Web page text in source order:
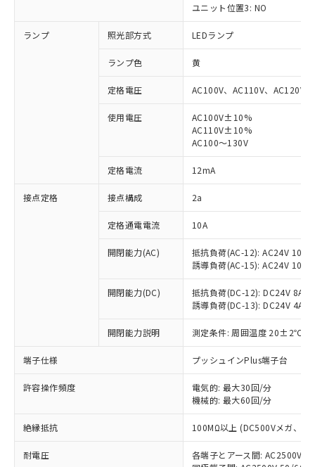
ユニット位置3: NO
ランプ 照光部方式 LEDランプ
ランプ色 黄
定格電圧 AC100V、AC110V、AC120V
使用電圧
AC100V±10%
AC110V±10%
AC100～130V
定格電流 12mA
接点定格 接点構成 2a
定格通電電流 10A
開閉能力(AC)
抵抗負荷(AC-12): AC24V 10A/
誘導負荷(AC-15): AC24V
開閉能力(DC)
抵抗負荷(DC-12): DC24V 8A/
誘導負荷(DC-13): DC24V 4A/
開閉能力説明 測定条件: 周囲温度 20±2℃、
端子仕様 プッシュインPlus端子台
許容操作頻度
電気的: 最大30回/分
機械的: 最大60回/分
絶縁抵抗 100MΩ以上 (DC500Vメガ、点
耐電圧
各端子とアース間: AC2500V
ご利用条件
以下の条件をお読みいただき、同意のうえ
本サービスは、当社制御機器事業取扱
商品の当社在庫状況および標準価格
(税抜)を提供させていただくもので
当社制御機器事業取扱商品の中には、
本サービスの対象外となる商品もある
ことをご了承ください。
在庫状況および標準価格照会結果は、
記載している更新日時点での社内デー
タに基づき作成されるものであり、閲
準価格とは異なる場合があることをご
対応済み：EU RoHS指令（10物質）の
非含有に対応した製品が提供可能な商品で
対応予定：EU RoHS指令（10物質）の非含
有に対応した製品に切り替える予定のある
対応予定なし：EU RoHS指令（10物質）の
非含有に非対応の商品で、対応品を出す予
調査・確認中：EU RoHS指令（10物質）の
非含有の対応状況を調査中または確認中の
非該当品：ライセンス料など無形物で、有
害物質有無と関係のない商品です。
仕入先様の事情により、非含有部品として
いたものが、含有品と判明した場合などや
むを得ず変更することがあります。
*EU RoHS指令（10物質）：
鉛(Pb) 1000ppm以下、 水銀(Hg) 1000ppm以下、 カド
六価クロム(Cr(Ⅵ)) 1000ppm以下、ポリ臭化ビフェニル
「○」：最大均質材料含有率が中国RoHSの
基準値以下であることを示します。
「×」：最大均質材料含有率が中国RoHSの
基準値を超えていることを示します。
「－」：未確認です。当社販売部門へお問
当社は、これら貴社製品のうち、外国
為替および外国貿易法に定める商品
（以下｢規制貨物等」という）を輸出
または国外への提供する場合は、日本
国政府の輸出許可(または役務取引許
可)を取得するなどの必要な手続きを